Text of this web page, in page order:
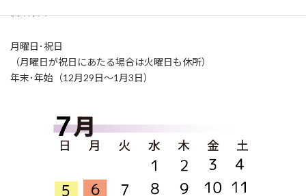
月曜日･祝日
（月曜日が祝日にあたる場合は火曜日も休所）
年末･年始（12月29日～1月3日）